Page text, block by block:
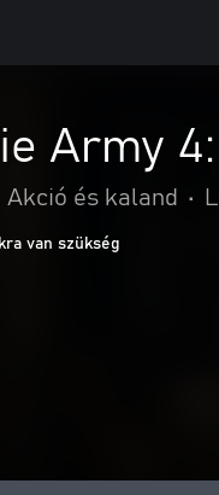
Army
Akció és kaland •
van szükség